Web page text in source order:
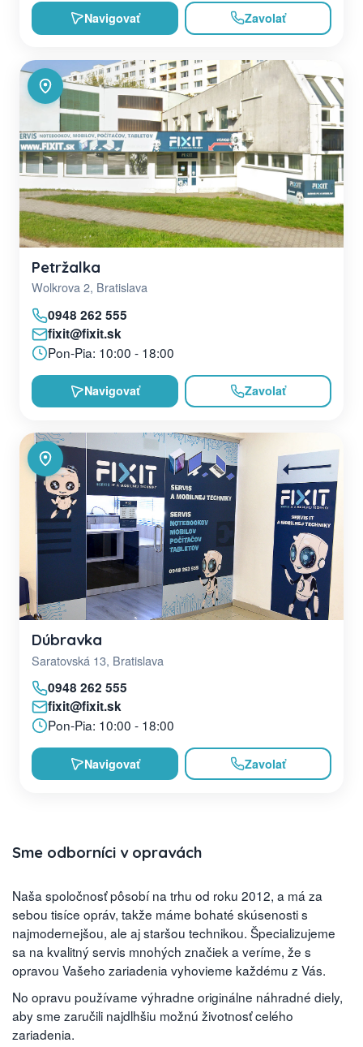
Navigovať Zavolať
Petržalka
Wolkrova 2, Bratislava
0948 262 555
fixit@fixit.sk
Pon-Pia: 10:00 - 18:00
Navigovať Zavolať
Dúbravka
Saratovská 13, Bratislava
0948 262 555
fixit@fixit.sk
Pon-Pia: 10:00 - 18:00
Navigovať Zavolať
Sme odborníci v opravách
Naša spoločnosť pôsobí na trhu od roku 2012, a má za
sebou tisíce opráv, takže máme bohaté skúsenosti s
najmodernejšou, ale aj staršou technikou. Špecializujeme
sa na kvalitný servis mnohých značiek a veríme, že s
opravou Vašeho zariadenia vyhovieme každému z Vás.
No opravu používame výhradne originálne náhradné diely,
aby sme zaručili najdlhšiu možnú životnosť celého
zariadenia.